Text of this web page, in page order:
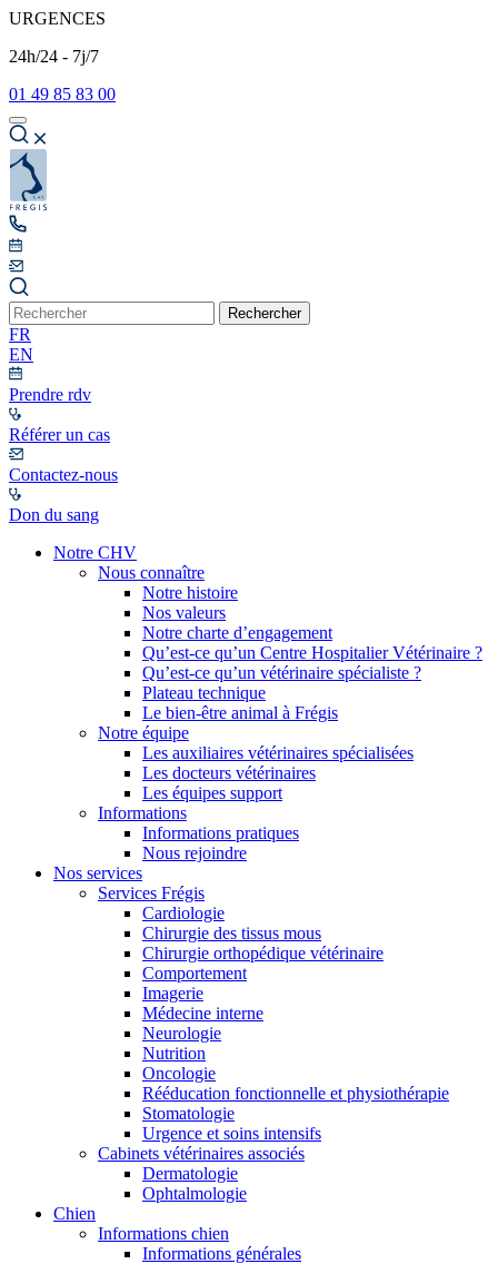
URGENCES
24h/24 - 7j/7
01 49 85 83 00
Rechercher
FR
EN
Prendre rdv
Référer un cas
Contactez-nous
Don du sang
Notre CHV
Nous connaître
Notre histoire
Nos valeurs
Notre charte d’engagement
Qu’est-ce qu’un Centre Hospitalier Vétérinaire ?
Qu’est-ce qu’un vétérinaire spécialiste ?
Plateau technique
Le bien-être animal à Frégis
Notre équipe
Les auxiliaires vétérinaires spécialisées
Les docteurs vétérinaires
Les équipes support
Informations
Informations pratiques
Nous rejoindre
Nos services
Services Frégis
Cardiologie
Chirurgie des tissus mous
Chirurgie orthopédique vétérinaire
Comportement
Imagerie
Médecine interne
Neurologie
Nutrition
Oncologie
Rééducation fonctionnelle et physiothérapie
Stomatologie
Urgence et soins intensifs
Cabinets vétérinaires associés
Dermatologie
Ophtalmologie
Chien
Informations chien
Informations générales